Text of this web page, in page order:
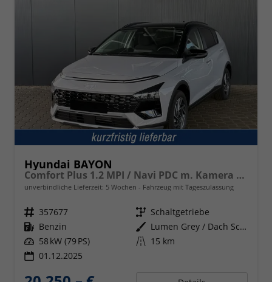
Hyundai BAYON
Comfort Plus 1.2 MPI / Navi PDC m. Kamera Klimaautom./ LED Sitz & Lenkr.Heiz/ Alu16
unverbindliche Lieferzeit: 5 Wochen Fahrzeug mit Tageszulassung
Fahrzeugnr. 357677 Getriebe Schaltgetriebe
Kraftstoff Benzin Außenfarbe
Lumen Grey / Dach Schwarz
Leistung 58 kW (79 PS) Kilometerstand 15 km
01.12.2025